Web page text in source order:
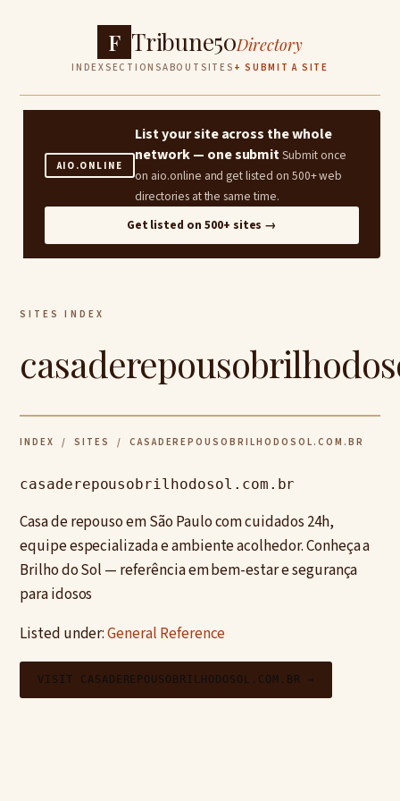
F Tribune50Directory
INDEXSECTIONSABOUT SITES + SUBMIT A SITE
AIO.ONLINE
List your site across the whole
network — one submitSubmit once
on aio.online and get listed on 500+ web
directories at the same time.
Get listed on 500+ sites →
SITES INDEX
INDEX / SITES / CASADEREPOUSOBRILHODOSOL.COM.BR
casaderepousobrilhodosol.com.br
Casa de repouso em São Paulo com cuidados 24h,
equipe especializada e ambiente acolhedor. Conheça a
Brilho do Sol — referência em bem-estar e segurança
para idosos
Listed under:General Reference
VISIT CASADEREPOUSOBRILHODOSOL.COM.BR →